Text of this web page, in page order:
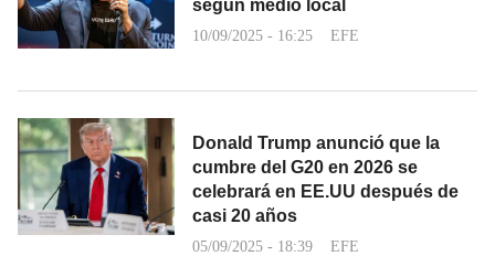
según medio local
10/09/2025 - 16:25 EFE
Donald Trump anunció que la
cumbre del G20 en 2026 se
celebrará en EE.UU después de
casi 20 años
05/09/2025 - 18:39 EFE